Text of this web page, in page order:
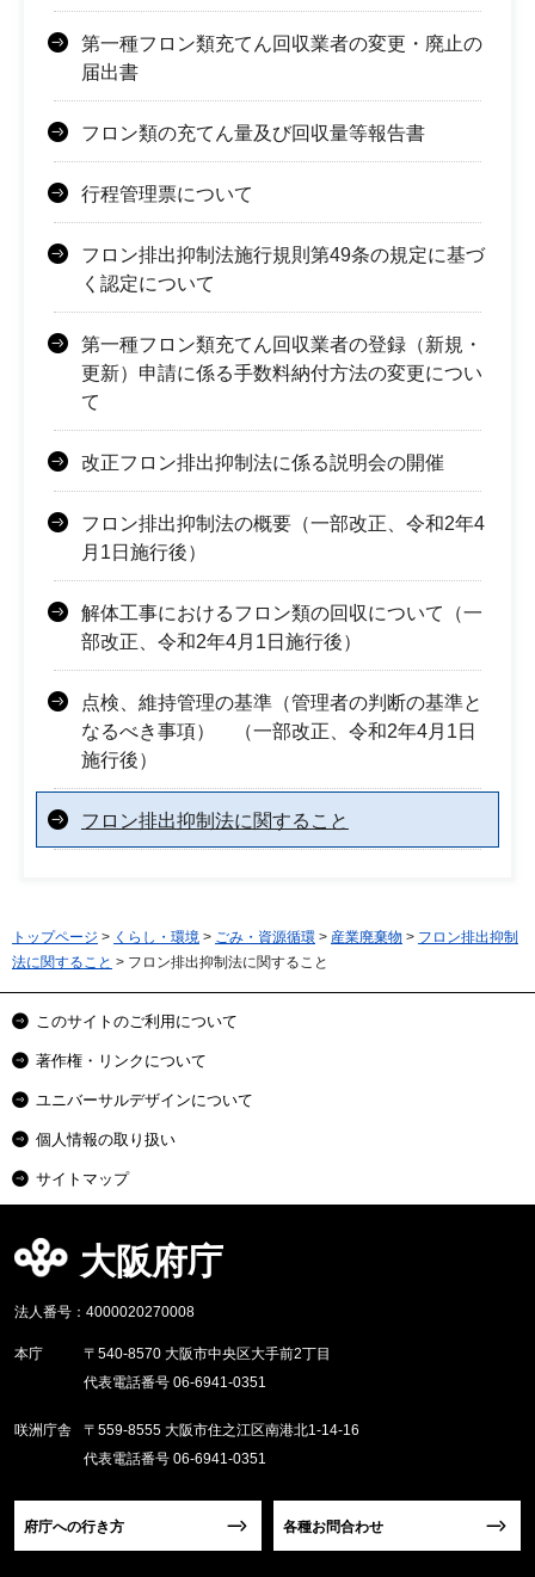
第一種フロン類充てん回収業者の変更・廃止の
届出書
フロン類の充てん量及び回収量等報告書
行程管理票について
フロン排出抑制法施行規則第49条の規定に基づ
く認定について
第一種フロン類充てん回収業者の登録（新規・
更新）申請に係る手数料納付方法の変更につい
て
改正フロン排出抑制法に係る説明会の開催
フロン排出抑制法の概要（一部改正、令和2年4
月1日施行後）
解体工事におけるフロン類の回収について（一
部改正、令和2年4月1日施行後）
点検、維持管理の基準（管理者の判断の基準と
なるべき事項） （一部改正、令和2年4月1日
施行後）
フロン排出抑制法に関すること
トップページ > くらし・環境 > ごみ・資源循環 > 産業廃棄物 > フロン排出抑制
法に関すること > フロン排出抑制法に関すること
このサイトのご利用について
著作権・リンクについて
ユニバーサルデザインについて
個人情報の取り扱い
サイトマップ
大阪府庁
法人番号：4000020270008
本庁
〒540-8570 大阪市中央区大手前2丁目
代表電話番号 06-6941-0351
咲洲庁舎
〒559-8555 大阪市住之江区南港北1-14-16
代表電話番号 06-6941-0351
府庁への行き方 各種お問合わせ